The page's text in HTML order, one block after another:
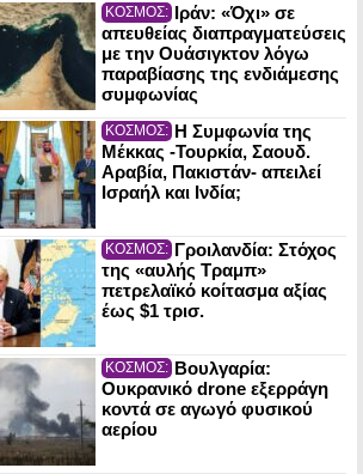
ΚΟΣΜΟΣ: Ιράν: «Όχι» σε
απευθείας διαπραγματεύσεις
με την Ουάσιγκτον λόγω
παραβίασης της ενδιάμεσης
συμφωνίας
ΚΟΣΜΟΣ: Η Συμφωνία της
Μέκκας -Τουρκία, Σαουδ.
Αραβία, Πακιστάν- απειλεί
Ισραήλ και Ινδία;
ΚΟΣΜΟΣ: Γροιλανδία: Στόχος
της «αυλής Τραμπ»
πετρελαϊκό κοίτασμα αξίας
έως $1 τρισ.
ΚΟΣΜΟΣ: Βουλγαρία:
Ουκρανικό drone εξερράγη
κοντά σε αγωγό φυσικού
αερίου